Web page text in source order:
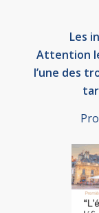
Les
Attention
l’une des